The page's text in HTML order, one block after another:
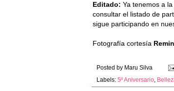
Editado: Ya tenemos a
consultar el listado de
sigue participando en
Fotografía cortesía
Posted by Maru Silva
Labels: 5º Aniversario